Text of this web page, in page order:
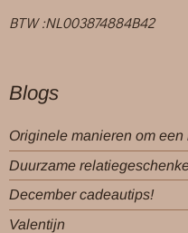
BTW :NL003874884B42
Blogs
Originele manieren om
Duurzame
December cadeautips!
Valentijn